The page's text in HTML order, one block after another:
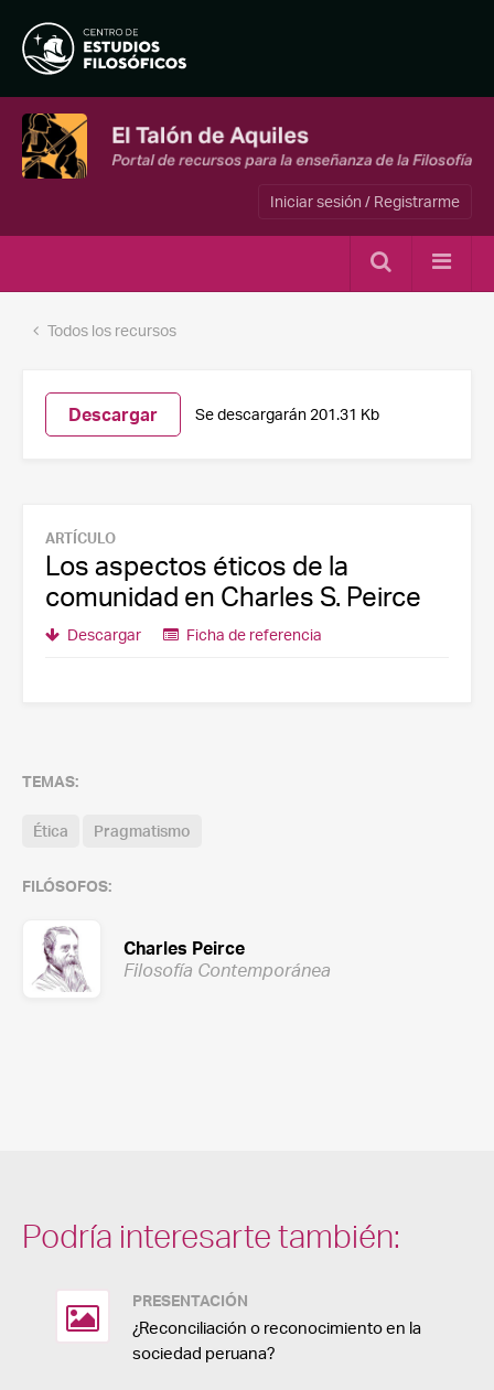
Iniciar sesión / Registrarme
Todos los recursos
Descargar Se descargarán 201.31 Kb
ARTÍCULO
Los aspectos éticos de la
comunidad en Charles S. Peirce
Descargar Ficha de referencia
TEMAS:
Ética Pragmatismo
FILÓSOFOS:
Charles Peirce
Filosofía Contemporánea
Podría interesarte también:
PRESENTACIÓN
¿Reconciliación o reconocimiento en la
sociedad peruana?